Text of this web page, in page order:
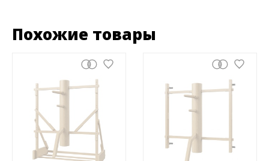
Похожие товары